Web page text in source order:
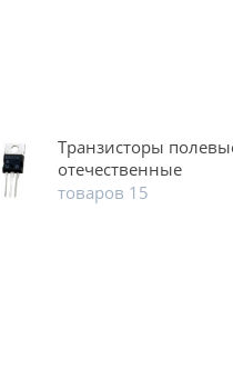
Транзисторы
отечественные
товаров 15